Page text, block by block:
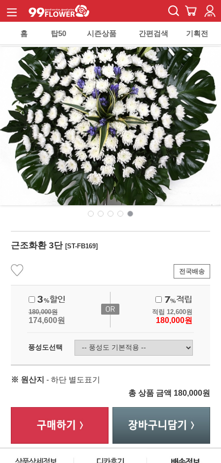
홈 탑50 시즌상품 간편검색 기획전
근조화환 3단[ST-FB169]
전국배송
180,000원
174,600원
적립 12,600원
180,000원
풍성도선택
※ 원산지 - 하단 별도표기
총 상품 금액 180,000원